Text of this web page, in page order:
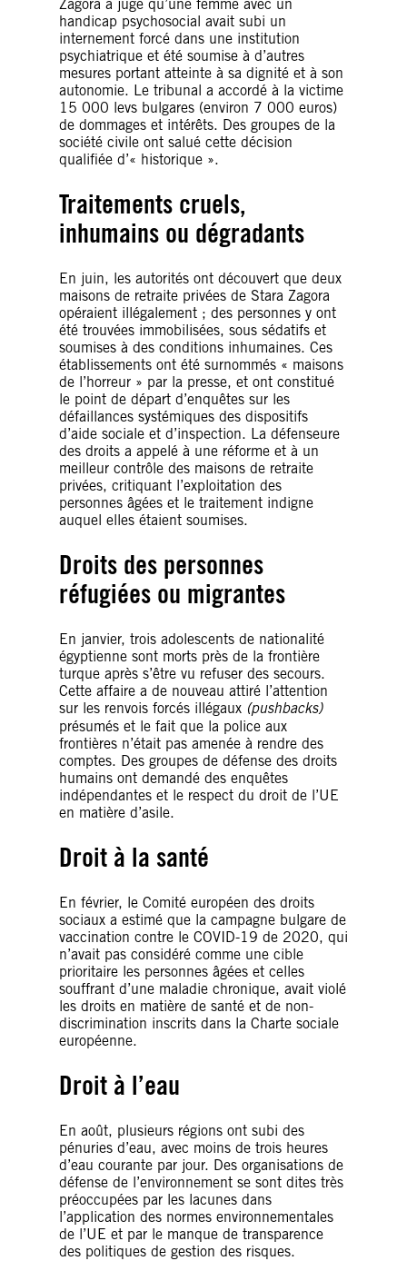
Zagora a jugé qu’une femme avec un
handicap psychosocial avait subi un
internement forcé dans une institution
psychiatrique et été soumise à d’autres
mesures portant atteinte à sa dignité et à son
autonomie. Le tribunal a accordé à la victime
15 000 levs bulgares (environ 7 000 euros)
de dommages et intérêts. Des groupes de la
société civile ont salué cette décision
qualifiée d’« historique ».
Traitements cruels,
inhumains ou dégradants
En juin, les autorités ont découvert que deux
maisons de retraite privées de Stara Zagora
opéraient illégalement ; des personnes y ont
été trouvées immobilisées, sous sédatifs et
soumises à des conditions inhumaines. Ces
établissements ont été surnommés « maisons
de l’horreur » par la presse, et ont constitué
le point de départ d’enquêtes sur les
défaillances systémiques des dispositifs
d’aide sociale et d’inspection. La défenseure
des droits a appelé à une réforme et à un
meilleur contrôle des maisons de retraite
privées, critiquant l’exploitation des
personnes âgées et le traitement indigne
auquel elles étaient soumises.
Droits des personnes
réfugiées ou migrantes
En janvier, trois adolescents de nationalité
égyptienne sont morts près de la frontière
turque après s’être vu refuser des secours.
Cette affaire a de nouveau attiré l’attention
sur les renvois forcés illégaux (pushbacks)
présumés et le fait que la police aux
frontières n’était pas amenée à rendre des
comptes. Des groupes de défense des droits
humains ont demandé des enquêtes
indépendantes et le respect du droit de l’UE
en matière d’asile.
Droit à la santé
En février, le Comité européen des droits
sociaux a estimé que la campagne bulgare de
vaccination contre le COVID-19 de 2020, qui
n’avait pas considéré comme une cible
prioritaire les personnes âgées et celles
souffrant d’une maladie chronique, avait violé
les droits en matière de santé et de non-
discrimination inscrits dans la Charte sociale
européenne.
Droit à l’eau
En août, plusieurs régions ont subi des
pénuries d’eau, avec moins de trois heures
d’eau courante par jour. Des organisations de
défense de l’environnement se sont dites très
préoccupées par les lacunes dans
l’application des normes environnementales
de l’UE et par le manque de transparence
des politiques de gestion des risques.